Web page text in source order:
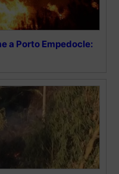
a Porto Empedocle: